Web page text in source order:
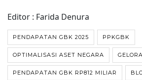
Editor : Farida Denura
PENDAPATAN GBK 2025 PPKGBK
OPTIMALISASI ASET NEGARA
PENDAPATAN GBK RP812 MILIAR